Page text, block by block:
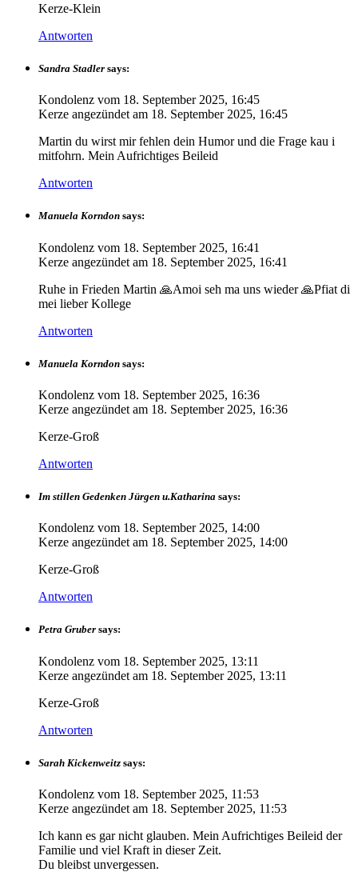
Kerze-Klein
Antworten
Sandra Stadler says:
Kondolenz vom 18. September 2025, 16:45
Kerze angezündet am 18. September 2025, 16:45
Martin du wirst mir fehlen dein Humor und die Frage kau i
mitfohrn. Mein Aufrichtiges Beileid
Antworten
Manuela Korndon says:
Kondolenz vom 18. September 2025, 16:41
Kerze angezündet am 18. September 2025, 16:41
Ruhe in Frieden Martin 🙏Amoi seh ma uns wieder 🙏Pfiat di
mei lieber Kollege
Antworten
Manuela Korndon says:
Kondolenz vom 18. September 2025, 16:36
Kerze angezündet am 18. September 2025, 16:36
Kerze-Groß
Antworten
Im stillen Gedenken Jürgen u.Katharina says:
Kondolenz vom 18. September 2025, 14:00
Kerze angezündet am 18. September 2025, 14:00
Kerze-Groß
Antworten
Petra Gruber says:
Kondolenz vom 18. September 2025, 13:11
Kerze angezündet am 18. September 2025, 13:11
Kerze-Groß
Antworten
Sarah Kickenweitz says:
Kondolenz vom 18. September 2025, 11:53
Kerze angezündet am 18. September 2025, 11:53
Ich kann es gar nicht glauben. Mein Aufrichtiges Beileid der
Familie und viel Kraft in dieser Zeit.
Du bleibst unvergessen.